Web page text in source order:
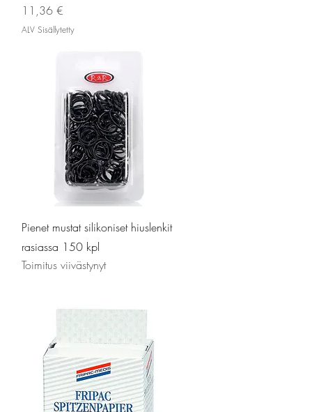
Hinta
11,36 €
ALV Sisällytetty
Pikakatselu
Pienet mustat silikoniset hiuslenkit
rasiassa 150 kpl
Toimitus viivästynyt